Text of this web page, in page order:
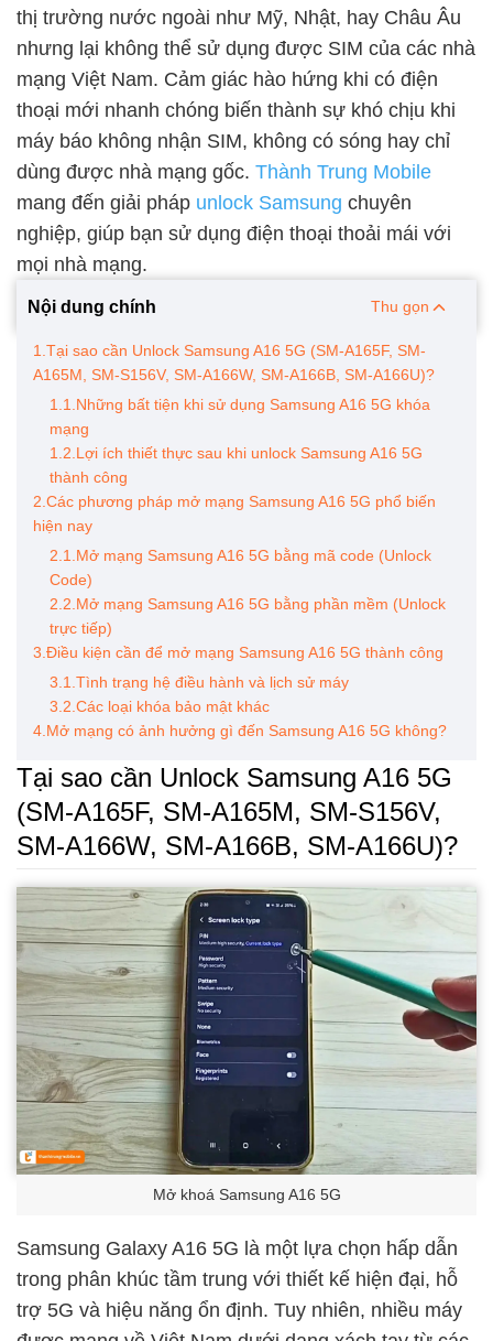
thị trường nước ngoài như Mỹ, Nhật, hay Châu Âu
nhưng lại không thể sử dụng được SIM của các nhà
mạng Việt Nam. Cảm giác hào hứng khi có điện
thoại mới nhanh chóng biến thành sự khó chịu khi
máy báo không nhận SIM, không có sóng hay chỉ
dùng được nhà mạng gốc. Thành Trung Mobile
mang đến giải pháp unlock Samsung chuyên
nghiệp, giúp bạn sử dụng điện thoại thoải mái với
mọi nhà mạng.
Nội dung chính Thu gọn
1.Tại sao cần Unlock Samsung A16 5G (SM-A165F, SM-
A165M, SM-S156V, SM-A166W, SM-A166B, SM-A166U)?
1.1.Những bất tiện khi sử dụng Samsung A16 5G khóa
mạng
1.2.Lợi ích thiết thực sau khi unlock Samsung A16 5G
thành công
2.Các phương pháp mở mạng Samsung A16 5G phổ biến
hiện nay
2.1.Mở mạng Samsung A16 5G bằng mã code (Unlock
Code)
2.2.Mở mạng Samsung A16 5G bằng phần mềm (Unlock
trực tiếp)
3.Điều kiện cần để mở mạng Samsung A16 5G thành công
3.1.Tình trạng hệ điều hành và lịch sử máy
3.2.Các loại khóa bảo mật khác
4.Mở mạng có ảnh hưởng gì đến Samsung A16 5G không?
Tại sao cần Unlock Samsung A16 5G
(SM-A165F, SM-A165M, SM-S156V,
SM-A166W, SM-A166B, SM-A166U)?
Mở khoá Samsung A16 5G
Samsung Galaxy A16 5G là một lựa chọn hấp dẫn
trong phân khúc tầm trung với thiết kế hiện đại, hỗ
trợ 5G và hiệu năng ổn định. Tuy nhiên, nhiều máy